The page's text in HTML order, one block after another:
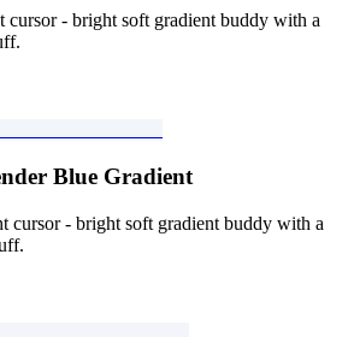
cursor - bright soft gradient buddy with a
Blue Gradient
cursor - bright soft gradient buddy with a